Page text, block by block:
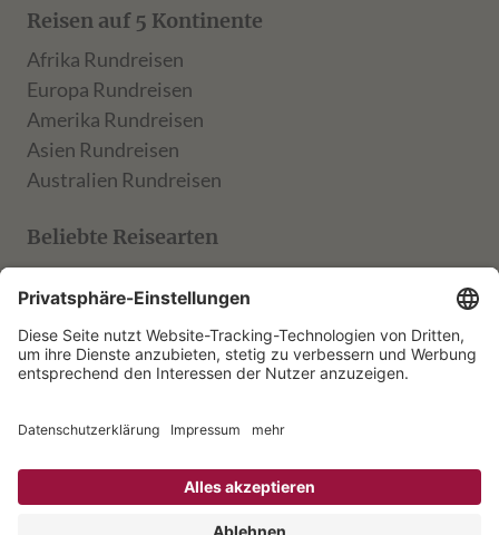
Reisen auf 5 Kontinente
Afrika Rundreisen
Europa Rundreisen
Amerika Rundreisen
Asien Rundreisen
Australien Rundreisen
Beliebte Reisearten
TARUK Klassik
TARUK Entdecker
TARUK Aktiv
TARUK Muße
Rechtliches